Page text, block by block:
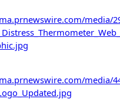
media/
media/